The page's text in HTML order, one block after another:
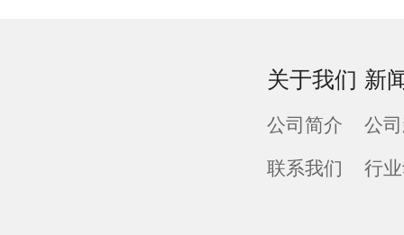
关于我们
公司简介
联系我们
新
公
行